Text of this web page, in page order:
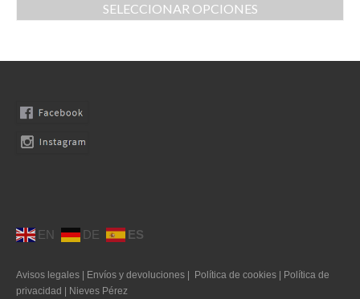
Tallas grandes
0 productos
SELECCIONAR OPCIONES
EN DE ES
Avisos legales | Envíos y devoluciones | Política de cookies | Política de
privacidad | Nieves Pérez